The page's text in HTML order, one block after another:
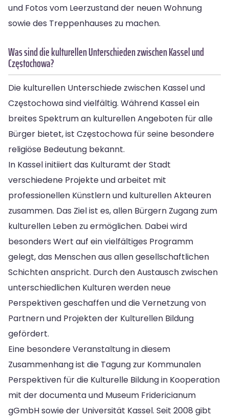
und Fotos vom Leerzustand der neuen Wohnung
sowie des Treppenhauses zu machen.
Was sind die kulturellen Unterschieden zwischen Kassel und
Częstochowa?
Die kulturellen Unterschiede zwischen Kassel und
Częstochowa sind vielfältig. Während Kassel ein
breites Spektrum an kulturellen Angeboten für alle
Bürger bietet, ist Częstochowa für seine besondere
religiöse Bedeutung bekannt.
In Kassel initiiert das Kulturamt der Stadt
verschiedene Projekte und arbeitet mit
professionellen Künstlern und kulturellen Akteuren
zusammen. Das Ziel ist es, allen Bürgern Zugang zum
kulturellen Leben zu ermöglichen. Dabei wird
besonders Wert auf ein vielfältiges Programm
gelegt, das Menschen aus allen gesellschaftlichen
Schichten anspricht. Durch den Austausch zwischen
unterschiedlichen Kulturen werden neue
Perspektiven geschaffen und die Vernetzung von
Partnern und Projekten der Kulturellen Bildung
gefördert.
Eine besondere Veranstaltung in diesem
Zusammenhang ist die Tagung zur Kommunalen
Perspektiven für die Kulturelle Bildung in Kooperation
mit der documenta und Museum Fridericianum
gGmbH sowie der Universität Kassel. Seit 2008 gibt